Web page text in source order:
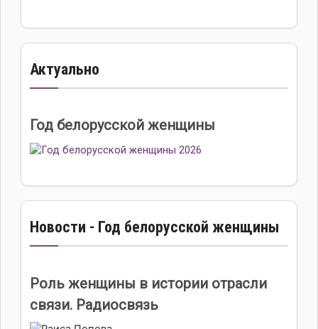
Актуально
Год белорусской женщины
Новости - Год белорусской женщины
Роль женщины в истории отрасли
связи. Радиосвязь